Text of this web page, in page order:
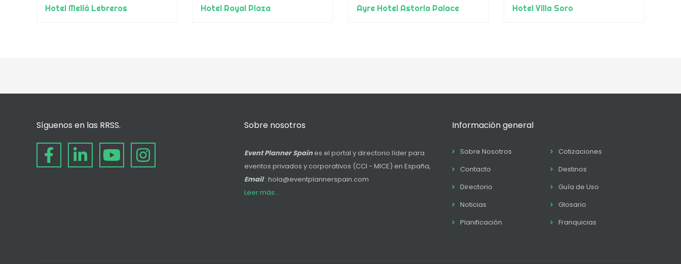
Hotel Meliá Lebreros
Hotel Royal Plaza
Ayre Hotel Astoria Palace
Hotel Villa Soro
Síguenos en las RRSS. Sobre nosotros
Event Planner Spaines el portal y directorio líder para
eventos privados y corporativos (CCI - MICE) en España,
Email: hola@eventplannerspain.com
Leer más...
Información general
Sobre Nosotros
Cotizaciones
Contacto
Destinos
Directorio
Guía de Uso
Noticias
Glosario
Planificación
Franquicias